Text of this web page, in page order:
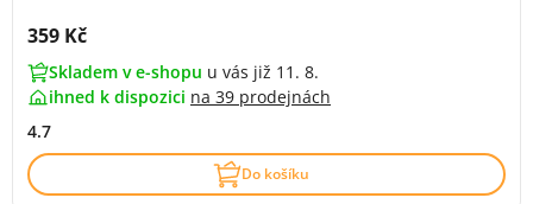
Cena s DPH:
359 Kč
Skladem v e-shopu u vás již 11. 8.
ihned k dispozici na 39 prodejnách
4.7
Do košíku